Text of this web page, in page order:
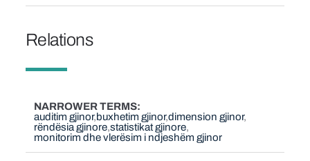
Relations
NARROWER TERMS
auditim gjinor buxhetim gjinor dimension gjinor
rëndësia gjinore statistikat gjinore
monitorim dhe vlerësim i ndjeshëm gjinor